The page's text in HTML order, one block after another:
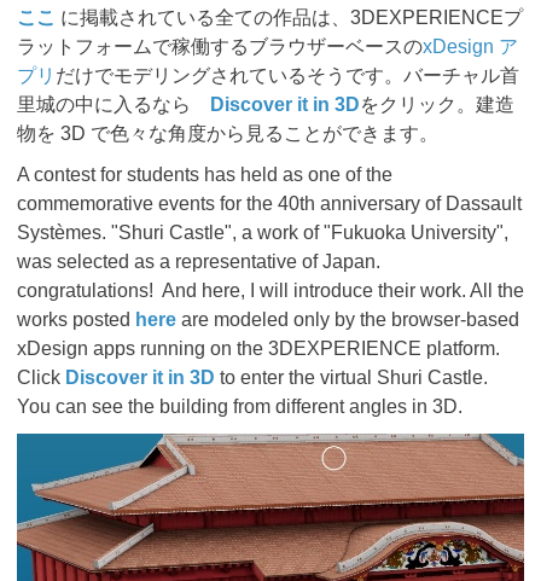
ここ に掲載されている全ての作品は、3DEXPERIENCEプ
ラットフォームで稼働するブラウザーベースのxDesign ア
プリ だけでモデリングされているそうです。バーチャル首
里城の中に入るなら
Discover it in 3Dをクリック。建造
物を 3D で色々な角度から見ることができます。
A contest for students has held as one of the
commemorative events for the 40th anniversary of Dassault
Systèmes. "Shuri Castle", a work of "Fukuoka University",
was selected as a representative of Japan.
congratulations! And here, I will introduce their work. All the
works posted here are modeled only by the browser-based
xDesign apps running on the 3DEXPERIENCE platform.
Click Discover it in 3D to enter the virtual Shuri Castle.
You can see the building from different angles in 3D.